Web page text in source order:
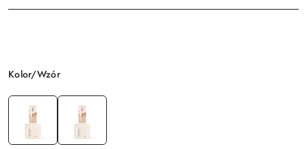
Wariant
Kolor/Wzór